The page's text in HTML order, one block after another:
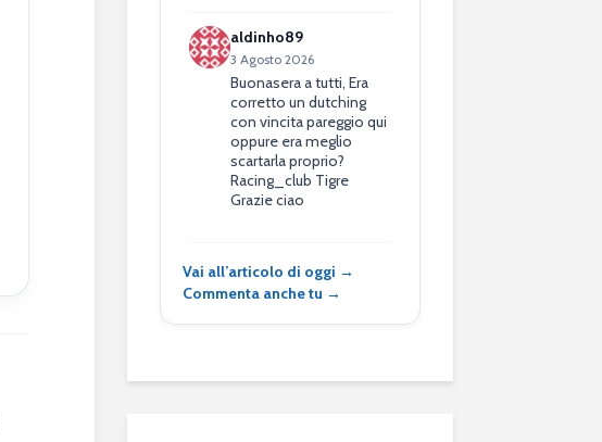
aldinho89
3 Agosto 2026
Buonasera a tutti, Era
corretto un dutching
con vincita pareggio qui
oppure era meglio
scartarla proprio?
Racing_club Tigre
Grazie ciao
Vai all’articolo di oggi →
Commenta anche tu →